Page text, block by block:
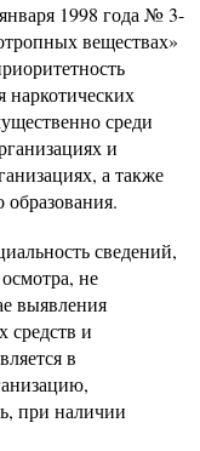
1998 года № 3-
веществах»
наркотических
среди
и
а также
сведений,
не
выявления
средств и
в
при наличии